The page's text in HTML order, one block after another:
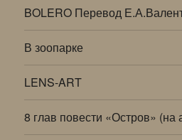
BOLERO Перевод
В зоопарке
LENS-ART
8 глав повести «Остров» (на